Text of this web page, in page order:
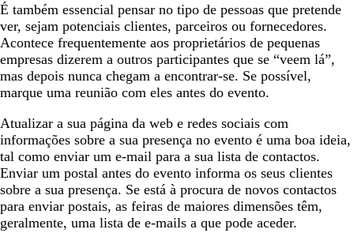
É também essencial pensar no tipo de pessoas que pretende
ver, sejam potenciais clientes, parceiros ou fornecedores.
Acontece frequentemente aos proprietários de pequenas
empresas dizerem a outros participantes que se “veem lá”,
mas depois nunca chegam a encontrar-se. Se possível,
marque uma reunião com eles antes do evento.
Atualizar a sua página da web e redes sociais com
informações sobre a sua presença no evento é uma boa ideia,
tal como enviar um e-mail para a sua lista de contactos.
Enviar um postal antes do evento informa os seus clientes
sobre a sua presença. Se está à procura de novos contactos
para enviar postais, as feiras de maiores dimensões têm,
geralmente, uma lista de e-mails a que pode aceder.